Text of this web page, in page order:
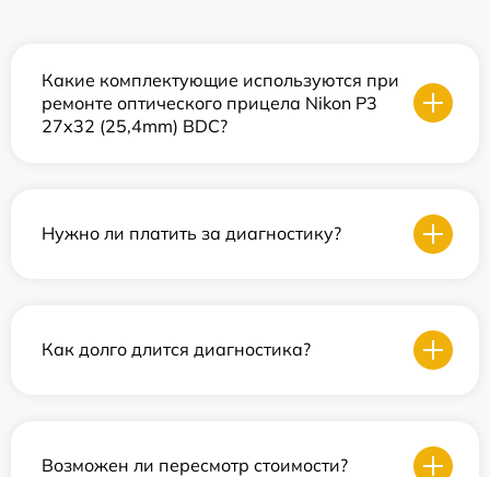
Какие комплектующие используются при
ремонте оптического прицела Nikon P3
27x32 (25,4mm) BDC?
Нужно ли платить за диагностику?
Как долго длится диагностика?
Возможен ли пересмотр стоимости?